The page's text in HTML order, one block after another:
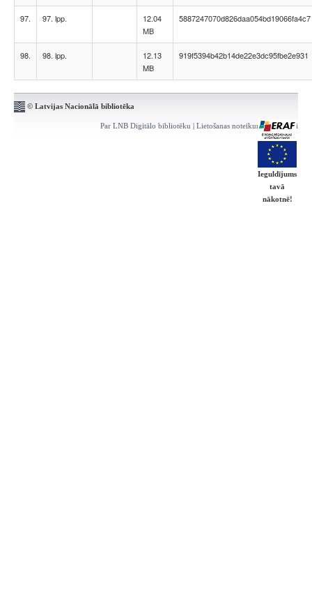
97. 97. lpp.
12.04
MB
5887247070d826daa054bd19066fa4c7
98. 98. lpp.
12.13
MB
919f5394b42b14de22e3dc95fbe2e931
© Latvijas Nacionālā bibliotēka
Par LNB Digitālo bibliotēku | Lietošanas noteikumi | Kontakti
Ieguldījums
tavā
nākotnē!